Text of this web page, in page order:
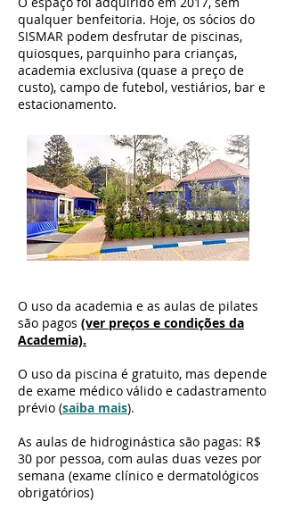
qualquer benfeitoria. Hoje, os sócios do
SISMAR podem desfrutar de piscinas,
quiosques, parquinho para crianças,
academia exclusiva (quase a preço de
custo), campo de futebol, vestiários, bar e
estacionamento.
O uso da academia e as aulas de pilates
são pagos (ver preços e condições da
Academia).
O uso da piscina é gratuito, mas depende
de exame médico válido e cadastramento
prévio (saiba mais).
As aulas de hidroginástica são pagas: R$
30 por pessoa, com aulas duas vezes por
semana (exame clínico e dermatológicos
obrigatórios)